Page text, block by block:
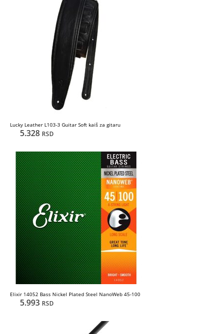
Lucky Leather L103-3 Guitar Soft kaiš za gitaru
5.328 RSD
Elixir 14052 Bass Nickel Plated Steel NanoWeb 45-100
5.993 RSD